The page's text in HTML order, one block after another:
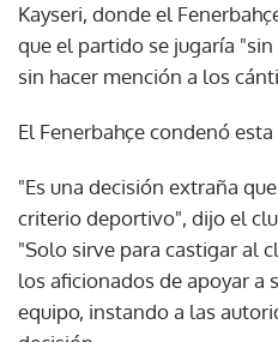
Kayseri, donde el
que el partido se jugaría
sin hacer mención a los
El Fenerbahçe condenó
"Es una decisión extraña
criterio deportivo", dijo el
"Solo sirve para castigar al
los aficionados de apoyar a
equipo, instando a las